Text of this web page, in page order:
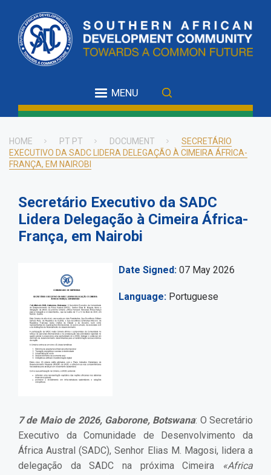
main
content
MENU
Breadcrumb
HOME PT PT DOCUMENT
SECRETÁRIO
EXECUTIVO DA SADC LIDERA DELEGAÇÃO À CIMEIRA ÁFRICA-
FRANÇA, EM NAIROBI
Secretário Executivo da SADC
Lidera Delegação à Cimeira África-
França, em Nairobi
Date Signed 07 May 2026
Language Portuguese
7 de Maio de 2026, Gaborone, Botswana: O Secretário
Executivo da Comunidade de Desenvolvimento da
África Austral (SADC), Senhor Elias M. Magosi, lidera a
delegação da SADC na próxima Cimeira
«Africa